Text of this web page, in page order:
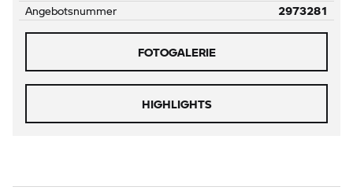
Angebotsnummer 2973281
FOTOGALERIE
HIGHLIGHTS